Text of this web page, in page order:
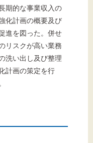
期的な事業収入の
化計画の概要及び
進を図った。併せ
リスクが高い業務
洗い出し及び整理
計画の策定を行